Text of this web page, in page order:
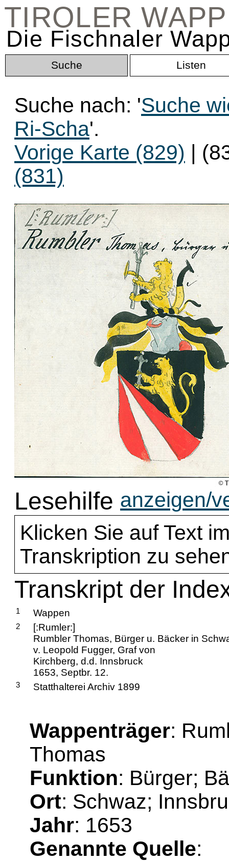
TIROLER
Die Fischnaler
Suche Listen
Suche nach: 'Suche
Ri-Scha'.
Vorige Karte (829) |
(831)
Lesehilfe anzeigen/
Klicken Sie auf Text
Transkription zu
Transkript der
1 Wappen
2
[:Rumler:]
Rumbler Thomas, Bürger u. Bäcker in
v. Leopold Fugger, Graf von
Kirchberg, d.d. Innsbruck
1653, Septbr. 12.
3 Statthalterei Archiv 1899
Wappenträger:
Thomas
Funktion: Bürger;
Ort: Schwaz;
Jahr: 1653
Genannte Quelle: